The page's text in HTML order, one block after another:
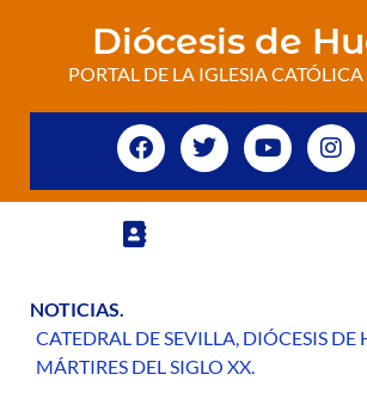
Diócesis de
PORTAL DE LA IGLESIA
NOTICIAS.
CATEDRAL DE SEVILLA, DIÓCESIS DE
MÁRTIRES DEL SIGLO XX.